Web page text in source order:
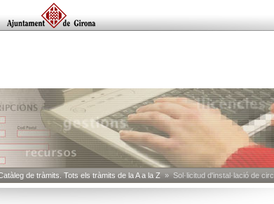
de tràmits. Tots els tràmits de la A a la Z » Sol·licitud d'instal·lació de circ